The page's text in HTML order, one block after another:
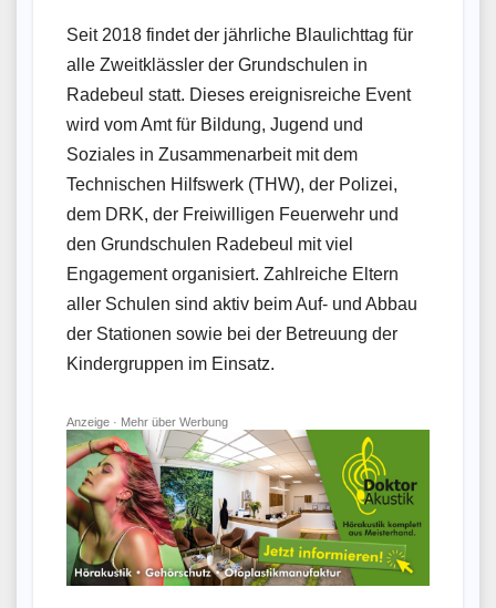
Seit 2018 findet der jährliche Blaulichttag für
alle Zweitklässler der Grundschulen in
Radebeul statt. Dieses ereignisreiche Event
wird vom Amt für Bildung, Jugend und
Soziales in Zusammenarbeit mit dem
Technischen Hilfswerk (THW), der Polizei,
dem DRK, der Freiwilligen Feuerwehr und
den Grundschulen Radebeul mit viel
Engagement organisiert. Zahlreiche Eltern
aller Schulen sind aktiv beim Auf- und Abbau
der Stationen sowie bei der Betreuung der
Kindergruppen im Einsatz.
Anzeige · Mehr über Werbung